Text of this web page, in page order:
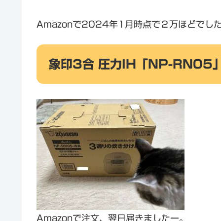
Amazonで2024年1月時点で２万ほどでした
象印3合 圧力IH「NP-RN05
Amazonで注文、翌日届きましたー。